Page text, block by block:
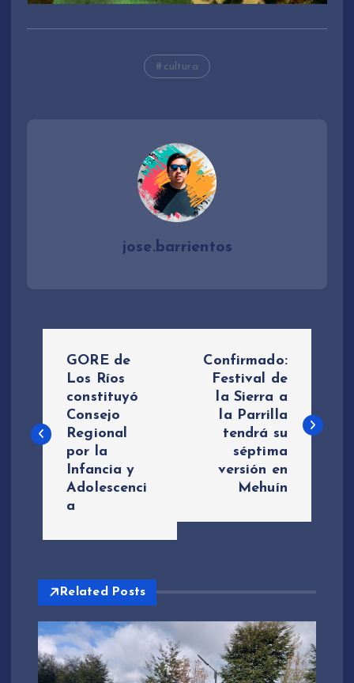
cultura
jose.barrientos
v
a
c
ó
GORE de
Los Ríos
constituyó
Consejo
Regional
por la
Infancia y
Adolescenci
a
Confirmado:
Festival de
la Sierra a
la Parrilla
tendrá su
séptima
versión en
Mehuín
Related Posts